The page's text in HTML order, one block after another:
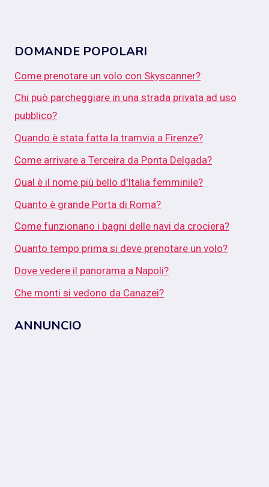
DOMANDE POPOLARI
Come prenotare un volo con Skyscanner?
Chi può parcheggiare in una strada privata ad uso
pubblico?
Quando è stata fatta la tramvia a Firenze?
Come arrivare a Terceira da Ponta Delgada?
Qual è il nome più bello d'Italia femminile?
Quanto è grande Porta di Roma?
Come funzionano i bagni delle navi da crociera?
Quanto tempo prima si deve prenotare un volo?
Dove vedere il panorama a Napoli?
Che monti si vedono da Canazei?
ANNUNCIO